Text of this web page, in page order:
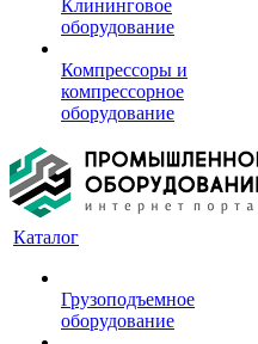
Клининговое
оборудование
Компрессоры и
компрессорное
оборудование
Каталог
Грузоподъемное
оборудование